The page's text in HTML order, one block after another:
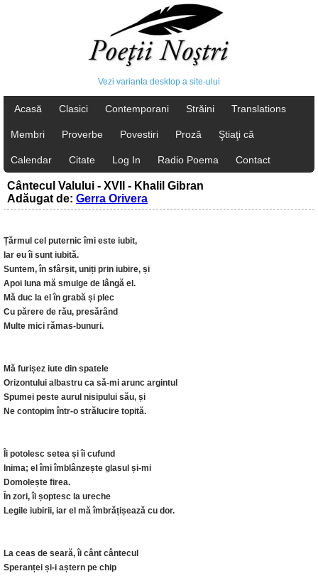
Vezi varianta desktop a site-ului
Acasă Clasici Contemporani Străini Translations
Membri Proverbe Povestiri Proză Ştiaţi că
Calendar Citate Log In Radio Poema Contact
Cântecul Valului - XVII - Khalil Gibran
Adăugat de: Gerra Orivera
Țărmul cel puternic îmi este iubit,
Iar eu îi sunt iubită.
Suntem, în sfârșit, uniți prin iubire, și
Apoi luna mă smulge de lângă el.
Mă duc la el în grabă și plec
Cu părere de rău, presărând
Multe mici rămas-bunuri.
Mă furișez iute din spatele
Orizontului albastru ca să-mi arunc argintul
Spumei peste aurul nisipului său, și
Ne contopim într-o strălucire topită.
Îi potolesc setea și îi cufund
Inima; el îmi îmblânzește glasul și-mi
Domolește firea.
În zori, îi șoptesc la ureche
Legile iubirii, iar el mă îmbrățișează cu dor.
La ceas de seară, îi cânt cântecul
Speranței și-i aștern pe chip